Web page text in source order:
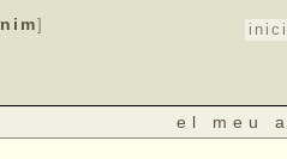
] inici
el meu